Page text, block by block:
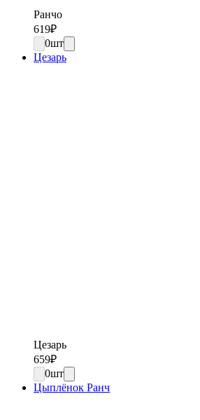
Ранчо
619₽
0шт
Цезарь
Цезарь
659₽
0шт
Цыплёнок Ранч